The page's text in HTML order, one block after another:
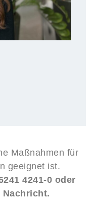
Maßnahmen für
geeignet ist.
4241-0 oder
Nachricht.